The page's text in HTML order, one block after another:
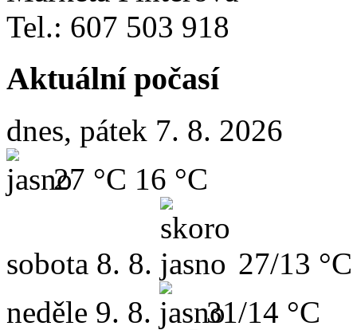
Tel.: 607 503 918
Aktuální počasí
dnes, pátek 7. 8. 2026
27 °C 16 °C
sobota 8. 8.
27/13 °C
neděle 9. 8.
31/14 °C